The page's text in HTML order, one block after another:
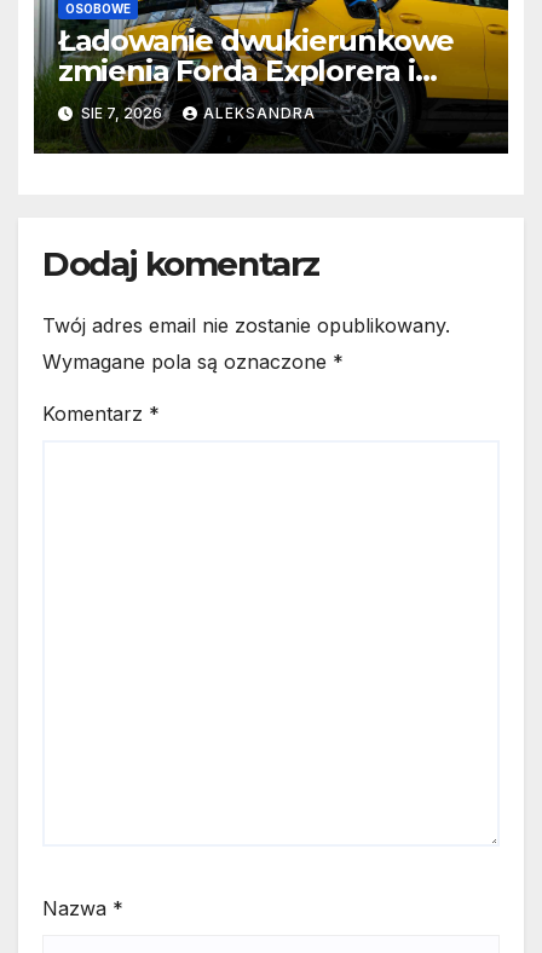
OSOBOWE
Ładowanie dwukierunkowe
zmienia Forda Explorera i
Capri w gigantyczne
powerbanki
SIE 7, 2026 ALEKSANDRA
Dodaj komentarz
Twój adres email nie zostanie opublikowany.
Wymagane pola są oznaczone *
Komentarz *
Nazwa *